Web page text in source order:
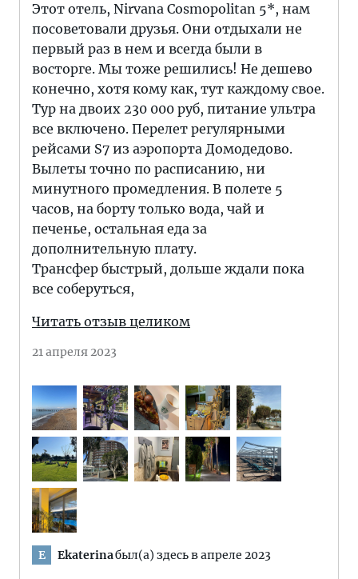
Этот отель, Nirvana Cosmopolitan 5*, нам
посоветовали друзья. Они отдыхали не
первый раз в нем и всегда были в
восторге. Мы тоже решились! Не дешево
конечно, хотя кому как, тут каждому свое.
Тур на двоих 230 000 руб, питание ультра
все включено. Перелет регулярными
рейсами S7 из аэропорта Домодедово.
Вылеты точно по расписанию, ни
минутного промедления. В полете 5
часов, на борту только вода, чай и
печенье, остальная еда за
дополнительную плату.
Трансфер быстрый, дольше ждали пока
все соберуться,
Читать отзыв целиком
21 апреля 2023
E Ekaterinaбыл(а) здесь в апреле 2023